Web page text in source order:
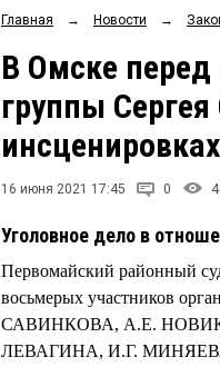
Главная → Новости →
В Омске перед
группы
16 июня 2021 17:45 0
Уголовное дело в
Первомайский районный
восьмерых участников
САВИНКОВА, А.Е.
ЛЕВАГИНА, И.Г. МИНЯЕВА